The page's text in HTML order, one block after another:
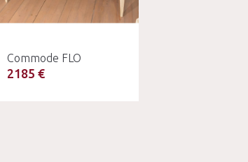
Commode FLO
2185 €